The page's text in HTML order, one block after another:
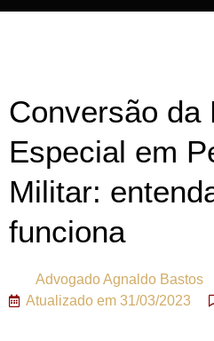
Conversão da
Especial em
Militar:
funciona
AdvogadoAgnaldo Bastos
Atualizado em 31/03/2023